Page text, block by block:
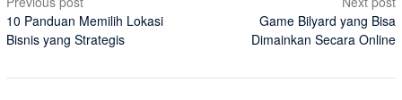
navigation
10 Panduan Memilih Lokasi
Bisnis yang Strategis
Game Bilyard yang Bisa
Dimainkan Secara Online